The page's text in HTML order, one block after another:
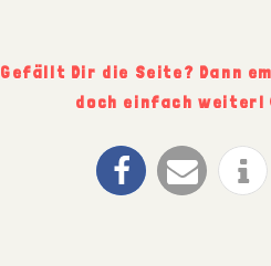
Gefällt Dir die Seite? Dann
doch einfach weiter!